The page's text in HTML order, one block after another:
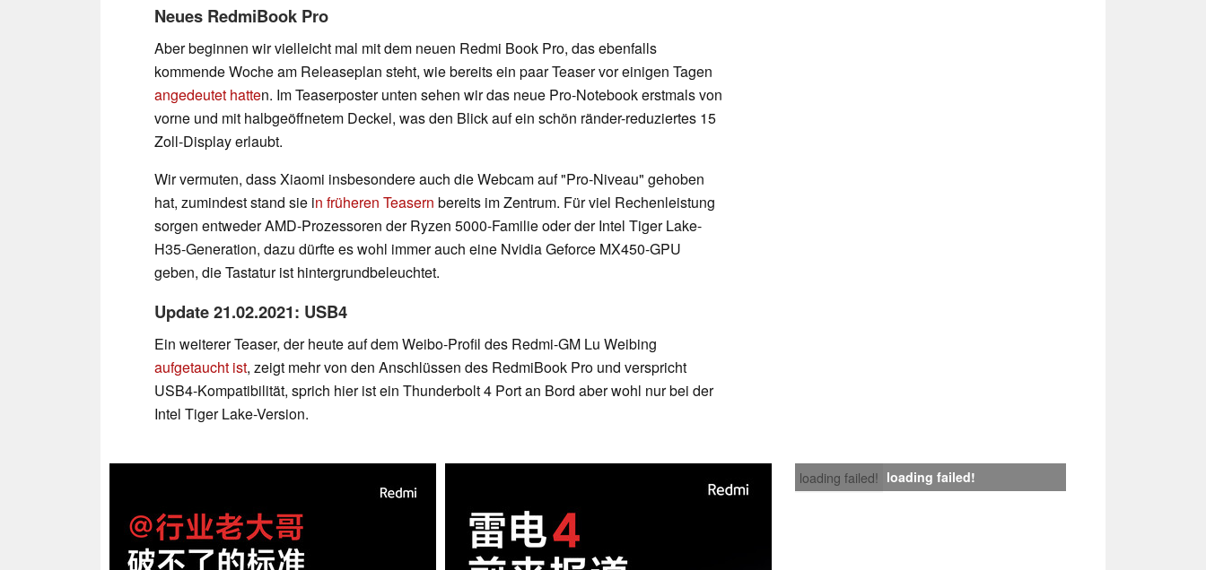
Neues RedmiBook Pro
Aber beginnen wir vielleicht mal mit dem neuen Redmi Book Pro, das ebenfalls
kommende Woche am Releaseplan steht, wie bereits ein paar Teaser vor einigen Tagen
angedeutet hatten. Im Teaserposter unten sehen wir das neue Pro-Notebook erstmals von
vorne und mit halbgeöffnetem Deckel, was den Blick auf ein schön ränder-reduziertes 15
Zoll-Display erlaubt.
Wir vermuten, dass Xiaomi insbesondere auch die Webcam auf "Pro-Niveau" gehoben
hat, zumindest stand sie in früheren Teasern bereits im Zentrum. Für viel Rechenleistung
sorgen entweder AMD-Prozessoren der Ryzen 5000-Familie oder der Intel Tiger Lake-
H35-Generation, dazu dürfte es wohl immer auch eine Nvidia Geforce MX450-GPU
geben, die Tastatur ist hintergrundbeleuchtet.
Update 21.02.2021: USB4
Ein weiterer Teaser, der heute auf dem Weibo-Profil des Redmi-GM Lu Weibing
aufgetaucht ist, zeigt mehr von den Anschlüssen des RedmiBook Pro und verspricht
USB4-Kompatibilität, sprich hier ist ein Thunderbolt 4 Port an Bord aber wohl nur bei der
Intel Tiger Lake-Version.
loading failed! loading failed!